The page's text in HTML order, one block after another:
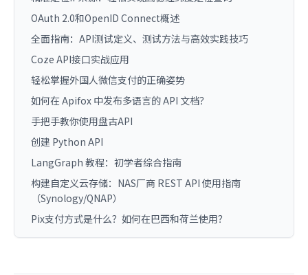
OAuth 2.0和OpenID Connect概述
全面指南：API测试定义、测试方法与高效实践技巧
Coze API接口实战应用
轻松掌握外国人微信支付的正确姿势
如何在 Apifox 中发布多语言的 API 文档？
手把手教你使用盘古API
创建 Python API
LangGraph 教程：初学者综合指南
构建自定义云存储：NAS厂商 REST API 使用指南
（Synology/QNAP）
Pix支付方式是什么？如何在巴西和荷兰使用？